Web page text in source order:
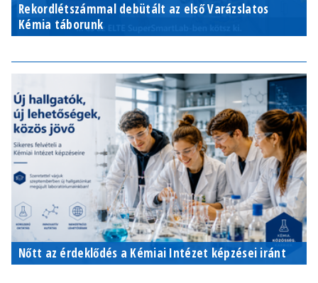
Rekordlétszámmal debütált az első Varázslatos
Kémia táborunk
Nőtt az érdeklődés a Kémiai Intézet képzései iránt